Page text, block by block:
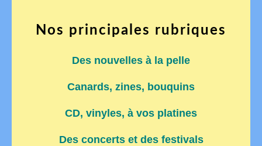
Nos principales rubriques
Des nouvelles à la pelle
Canards, zines, bouquins
CD, vinyles, à vos platines
Des concerts et des festivals